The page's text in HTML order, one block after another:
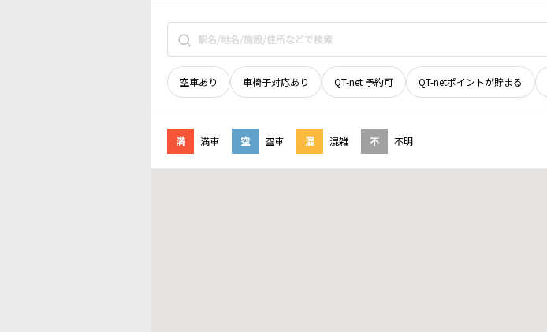
空車あり 車椅子対応あり QT-net 予約可 QT-netポイントが貯まる
満 満車 空 空車 混 混雑 不 不明